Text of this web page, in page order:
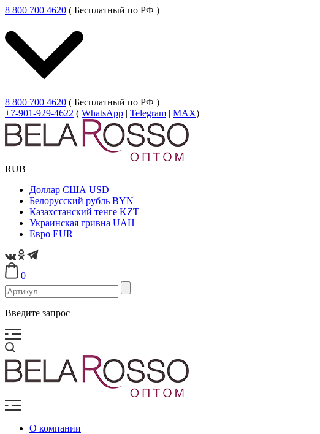
8 800 700 4620 ( Бесплатный по РФ )
8 800 700 4620 ( Бесплатный по РФ )
+7-901-929-4622 ( WhatsApp | Telegram | MAX)
RUB
Доллар США USD
Белорусский рубль BYN
Казахстанский тенге KZT
Украинская гривна UAH
Евро EUR
0
Введите запрос
О компании